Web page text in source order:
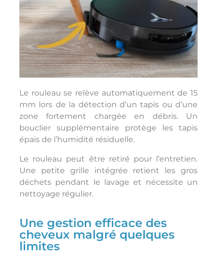
Le rouleau se relève automatiquement de 15
mm lors de la détection d’un tapis ou d’une
zone fortement chargée en débris. Un
bouclier supplémentaire protège les tapis
épais de l’humidité résiduelle.
Le rouleau peut être retiré pour l’entretien.
Une petite grille intégrée retient les gros
déchets pendant le lavage et nécessite un
nettoyage régulier.
Une gestion efficace des
cheveux malgré quelques
limites